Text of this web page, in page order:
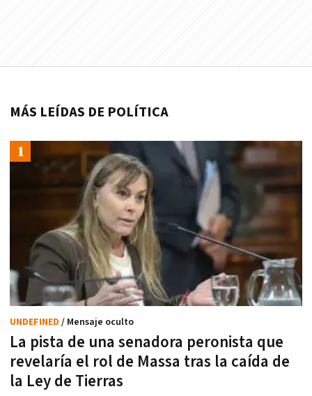
MÁS LEÍDAS DE POLÍTICA
La pista de una senadora peronista que
revelaría el rol de Massa tras la caída de
la Ley de Tierras
UNDEFINED / Mensaje oculto